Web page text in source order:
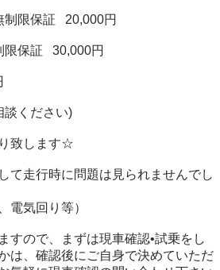
限保証   20,000円
保証   30,000円
ください)
致します☆
て走行時に問題は見られませんでし
電気回り等）
すので、まずは現車確認•試乗をし
は、確認後にご自身で決めていただ